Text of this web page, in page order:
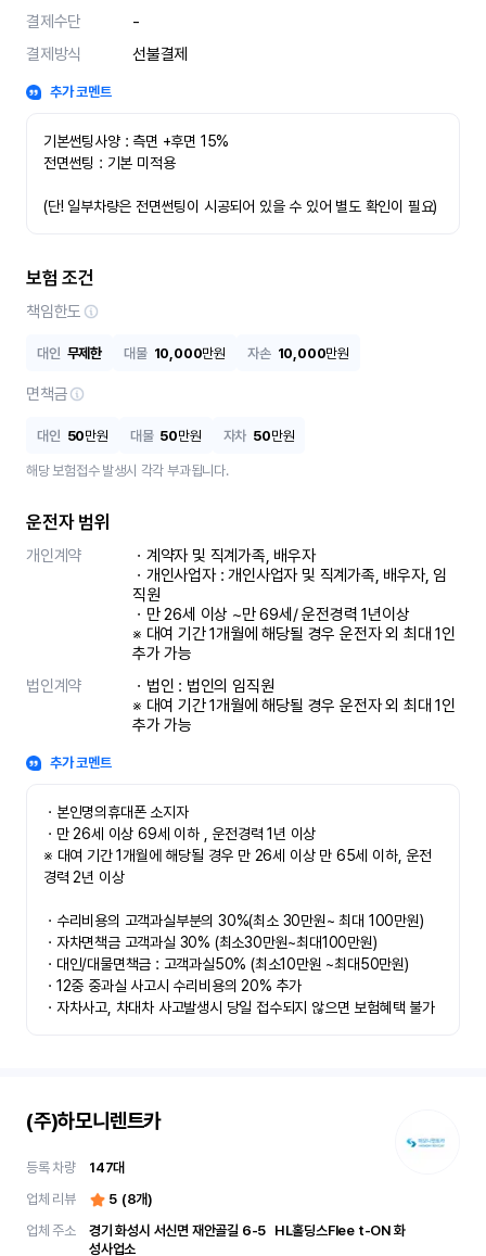
결제수단
-
결제방식
선불결제
추가 코멘트
기본썬팅사양 : 측면 +후면 15%
전면썬팅 : 기본 미적용
(단! 일부차량은 전면썬팅이 시공되어 있을 수 있어 별도 확인이 필요)
보험 조건
책임한도
대인 무제한 대물 10,000만원 자손 10,000만원
면책금
대인 50만원 대물 50만원 자차 50만원
해당 보험접수 발생시 각각 부과됩니다.
운전자 범위
개인계약
ㆍ계약자 및 직계가족, 배우자
ㆍ개인사업자 : 개인사업자 및 직계가족, 배우자, 임
직원
ㆍ만 26세 이상 ~만 69세/ 운전경력 1년이상
※ 대여 기간 1개월에 해당될 경우 운전자 외 최대 1인
추가 가능
법인계약
ㆍ법인 : 법인의 임직원
※ 대여 기간 1개월에 해당될 경우 운전자 외 최대 1인
추가 가능
추가 코멘트
ㆍ본인명의휴대폰 소지자
ㆍ만 26세 이상 69세 이하 , 운전경력 1년 이상
※ 대여 기간 1개월에 해당될 경우 만 26세 이상 만 65세 이하, 운전
경력 2년 이상
ㆍ수리비용의 고객과실부분의 30%(최소 30만원~ 최대 100만원)
ㆍ자차면책금 고객과실 30% (최소30만원~최대100만원)
ㆍ대인/대물면책금 : 고객과실50% (최소10만원 ~최대50만원)
ㆍ12중 중과실 사고시 수리비용의 20% 추가
ㆍ자차사고, 차대차 사고발생시 당일 접수되지 않으면 보험혜택 불가
(주)하모니렌트카
등록 차량 147대
업체 리뷰
5 (8개)
업체 주소
경기 화성시 서신면 재안골길 6-5	 HL홀딩스Flee t-ON 화
성사업소